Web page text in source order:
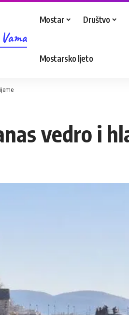
Mostar Društvo
Mostarsko ljeto
vedro i